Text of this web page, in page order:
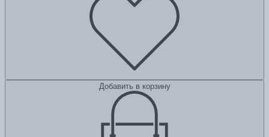
Добавить в корзину